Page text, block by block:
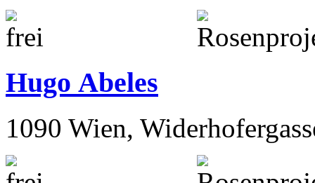
Hugo Abeles
1090 Wien,